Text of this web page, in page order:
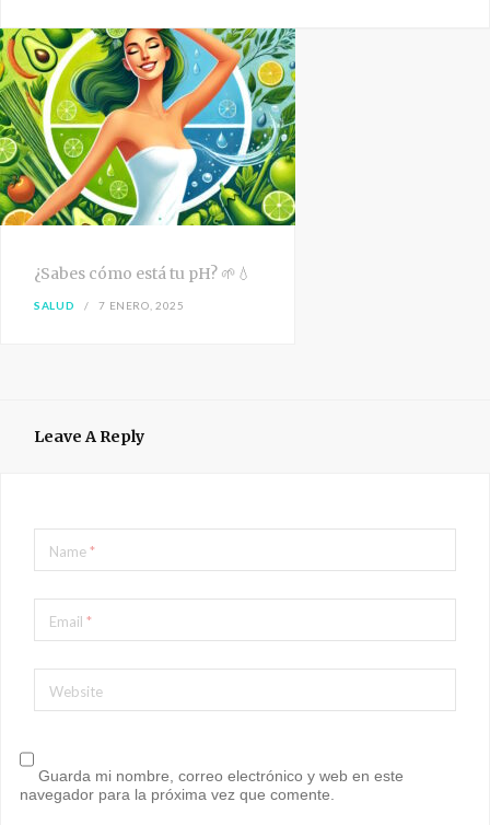
¿Sabes cómo está tu pH? 🌱💧
SALUD 7 ENERO, 2025
Leave A Reply
Name*
Email *
Website
Guarda mi nombre, correo electrónico y web en este
navegador para la próxima vez que comente.